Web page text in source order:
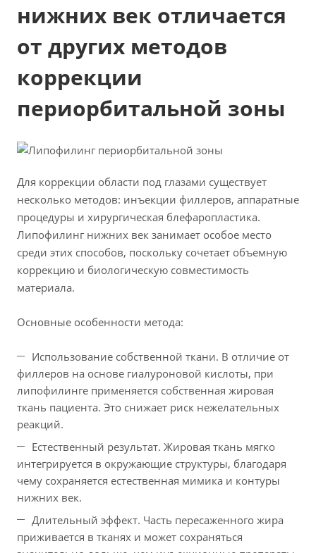
нижних век отличается
от других методов
коррекции
периорбитальной зоны
Для коррекции области под глазами существует
несколько методов: инъекции филлеров, аппаратные
процедуры и хирургическая блефаропластика.
Липофилинг нижних век занимает особое место
среди этих способов, поскольку сочетает объемную
коррекцию и биологическую совместимость
материала.
Основные особенности метода:
Использование собственной ткани. В отличие от
филлеров на основе гиалуроновой кислоты, при
липофилинге применяется собственная жировая
ткань пациента. Это снижает риск нежелательных
реакций.
Естественный результат. Жировая ткань мягко
интегрируется в окружающие структуры, благодаря
чему сохраняется естественная мимика и контуры
нижних век.
Длительный эффект. Часть пересаженного жира
приживается в тканях и может сохраняться